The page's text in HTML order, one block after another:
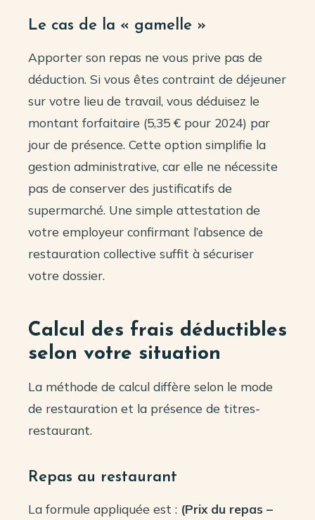
Le cas de la « gamelle »
Apporter son repas ne vous prive pas de
déduction. Si vous êtes contraint de déjeuner
sur votre lieu de travail, vous déduisez le
montant forfaitaire (5,35 € pour 2024) par
jour de présence. Cette option simplifie la
gestion administrative, car elle ne nécessite
pas de conserver des justificatifs de
supermarché. Une simple attestation de
votre employeur confirmant l’absence de
restauration collective suffit à sécuriser
votre dossier.
Calcul des frais déductibles
selon votre situation
La méthode de calcul diffère selon le mode
de restauration et la présence de titres-
restaurant.
Repas au restaurant
La formule appliquée est : (Prix du repas –